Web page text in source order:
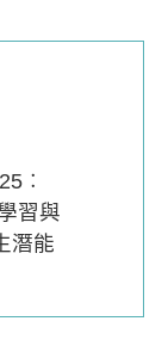
習與
潛能